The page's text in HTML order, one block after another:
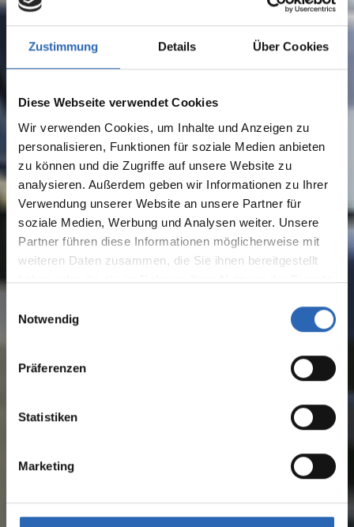
Zustimmung Details Über Cookies
Diese Webseite verwendet Cookies
Wir verwenden Cookies, um Inhalte und Anzeigen zu
personalisieren, Funktionen für soziale Medien anbieten
zu können und die Zugriffe auf unsere Website zu
analysieren. Außerdem geben wir Informationen zu Ihrer
Verwendung unserer Website an unsere Partner für
soziale Medien, Werbung und Analysen weiter. Unsere
Partner führen diese Informationen möglicherweise mit
weiteren Daten zusammen, die Sie ihnen bereitgestellt
haben oder die sie im Rahmen Ihrer Nutzung der Dienste
Notwendig
Präferenzen
Statistiken
Marketing